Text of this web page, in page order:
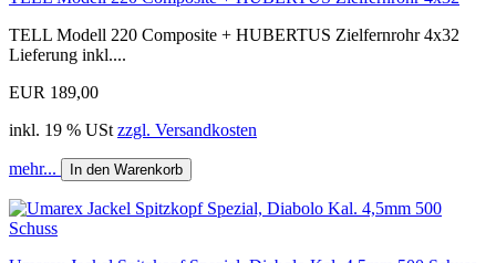
TELL Modell 220 Composite + HUBERTUS Zielfernrohr 4x32
Lieferung inkl....
EUR 189,00
inkl. 19 % USt zzgl. Versandkosten
mehr... In den Warenkorb